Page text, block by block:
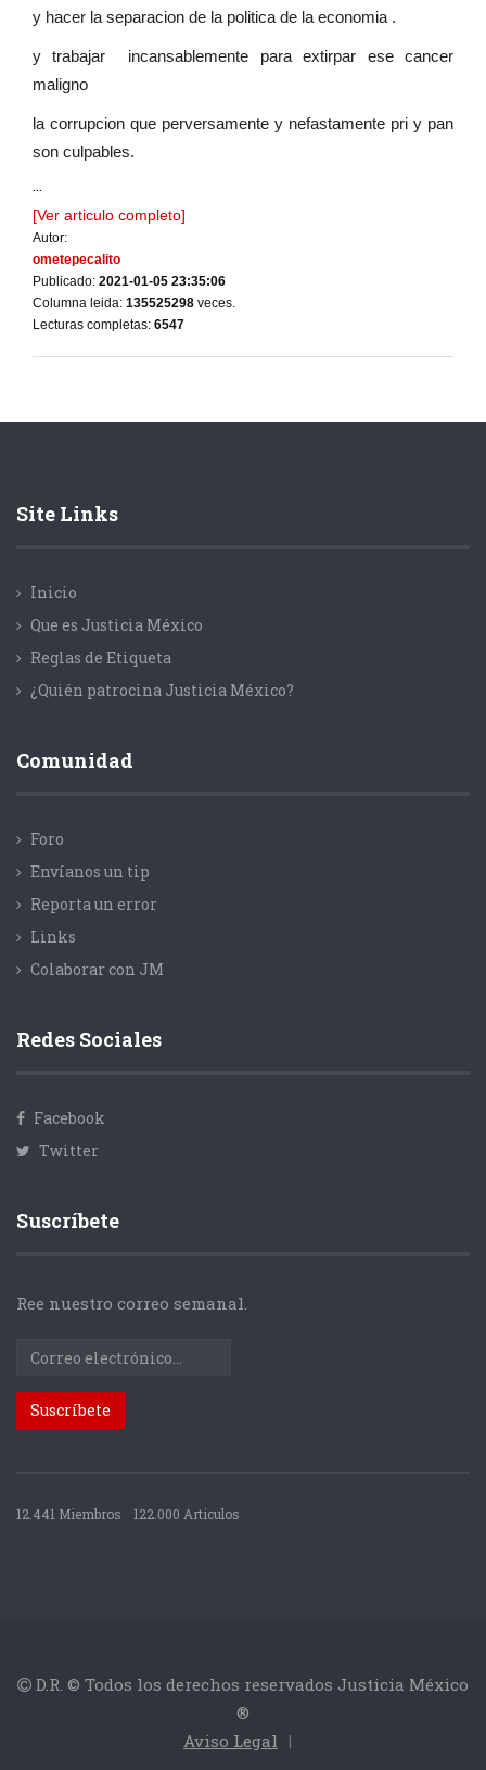
y hacer la separacion de la politica de la economia .
y trabajar incansablemente para extirpar ese cancer
maligno
la corrupcion que perversamente y nefastamente pri y pan
son culpables.
...
[Ver articulo completo]
Autor:
ometepecalito
Publicado: 2021-01-05 23:35:06
Columna leida: 135525298 veces.
Lecturas completas: 6547
Site Links
Inicio
Que es Justicia México
Reglas de Etiqueta
¿Quién patrocina Justicia México?
Comunidad
Foro
Envíanos un tip
Reporta un error
Links
Colaborar con JM
Redes Sociales
Facebook
Twitter
Suscríbete
Ree nuestro correo semanal.
12.441 Miembros 122.000 Articulos
D.R. © Todos los derechos reservados Justicia México
®
Aviso Legal |